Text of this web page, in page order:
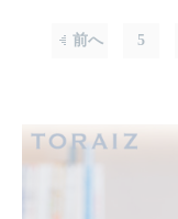
前へ 5